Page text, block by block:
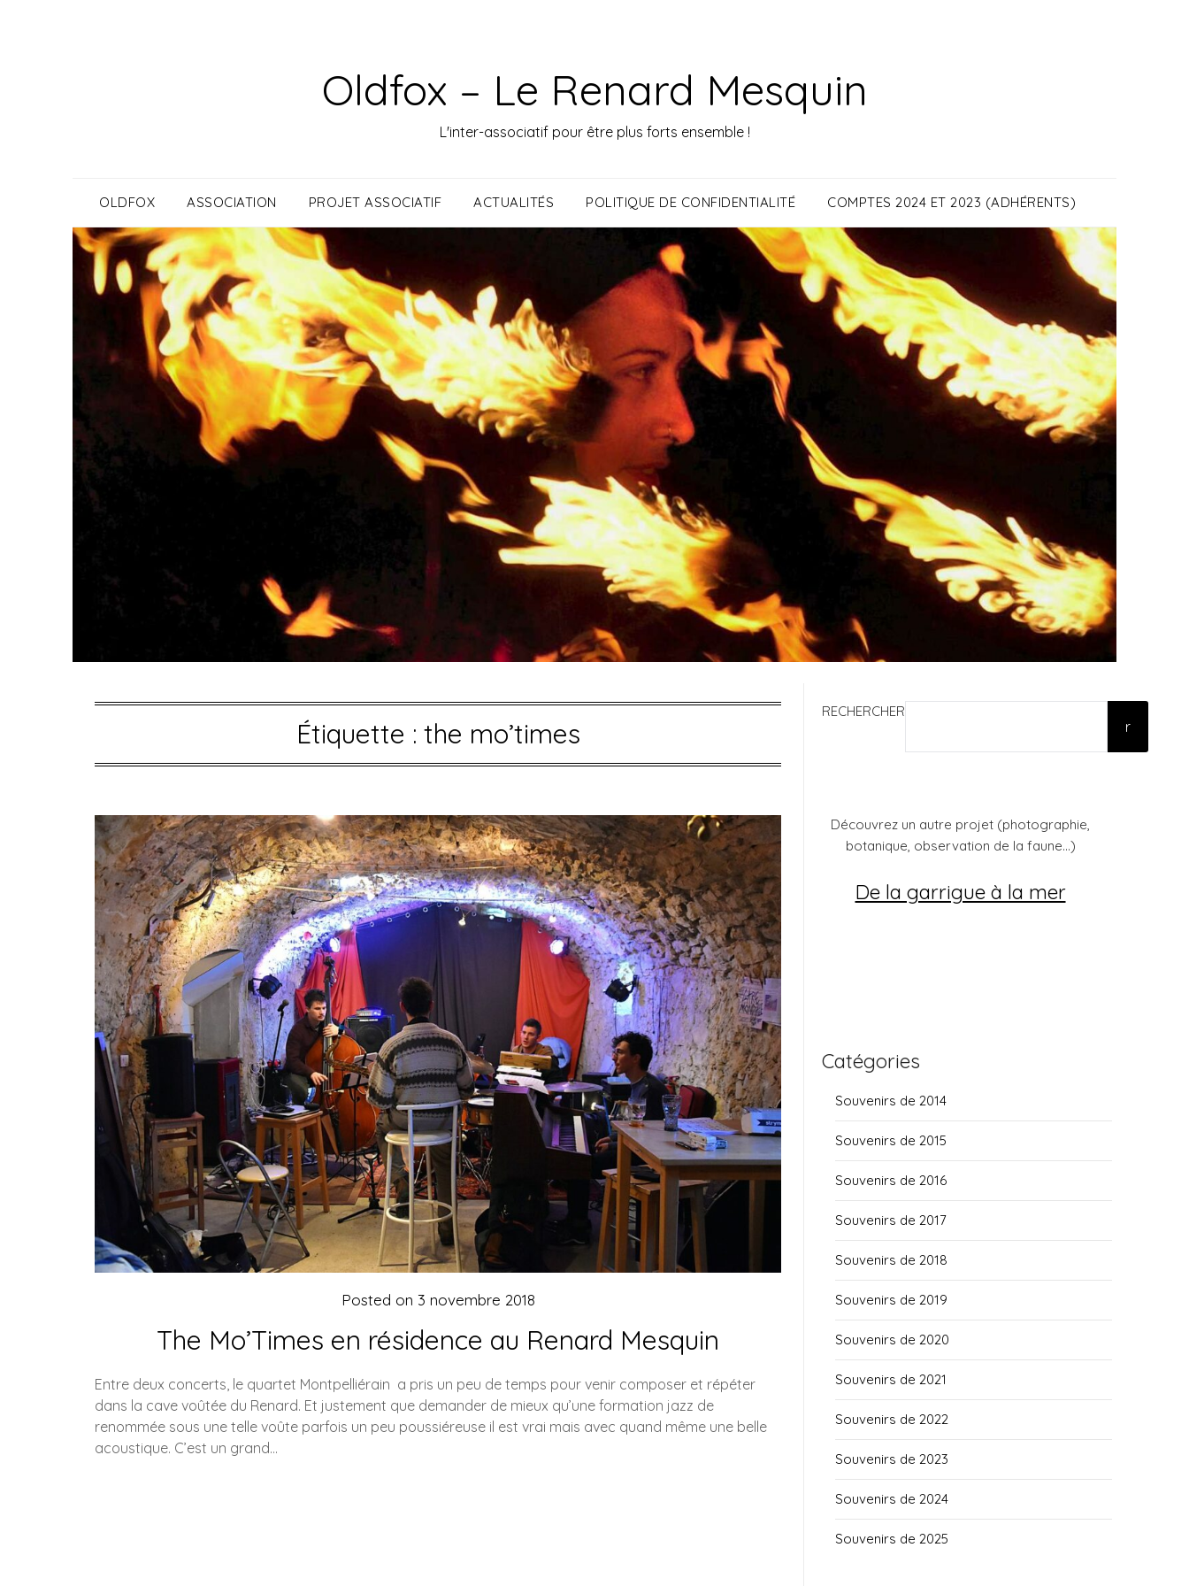
Oldfox – Le Renard Mesquin
L'inter-associatif pour être plus forts ensemble !
OLDFOX ASSOCIATION PROJET ASSOCIATIF ACTUALITÉS POLITIQUE DE CONFIDENTIALITÉ COMPTES 2024 ET 2023 (ADHÉRENTS)
Étiquette : the mo’times
The Mo’Times en résidence au Renard Mesquin
Posted on 3 novembre 2018
Entre deux concerts, le quartet Montpelliérain a pris un peu de temps pour venir composer et répéter
dans la cave voûtée du Renard. Et justement que demander de mieux qu’une formation jazz de
renommée sous une telle voûte parfois un peu poussiéreuse il est vrai mais avec quand même une belle
acoustique. C’est un grand…
RECHERCHER
r
Découvrez un autre projet (photographie,
botanique, observation de la faune...)
De la garrigue à la mer
Catégories
Souvenirs de 2014
Souvenirs de 2015
Souvenirs de 2016
Souvenirs de 2017
Souvenirs de 2018
Souvenirs de 2019
Souvenirs de 2020
Souvenirs de 2021
Souvenirs de 2022
Souvenirs de 2023
Souvenirs de 2024
Souvenirs de 2025